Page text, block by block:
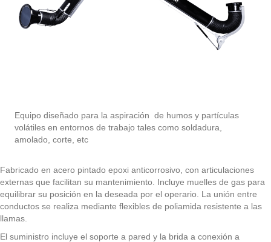
Equipo diseñado para la aspiración de humos y partículas
volátiles en entornos de trabajo tales como soldadura,
amolado, corte, etc
Fabricado en acero pintado epoxi anticorrosivo, con articulaciones
externas que facilitan su mantenimiento. Incluye muelles de gas para
equilibrar su posición en la deseada por el operario. La unión entre
conductos se realiza mediante flexibles de poliamida resistente a las
llamas.
El suministro incluye el soporte a pared y la brida a conexión a